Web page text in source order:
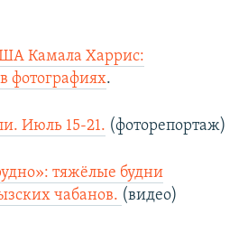
Камала Харрис:
фотографиях.
Июль 15-21. (фоторепортаж)
тяжёлые будни
чабанов. (видео)